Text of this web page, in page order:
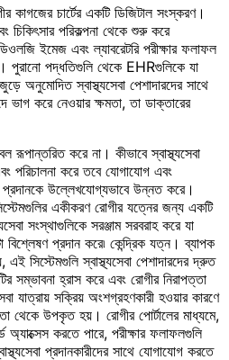
চার্টের একটি ডিজিটাল সংস্করণ।
চিকিৎসার পরিকল্পনা থেকে শুরু করে
ইমেজ এবং ল্যাবরেটরি পরীক্ষার ফলাফল
পুরানো পদ্ধতিগুলি থেকে EHRগুলিকে যা
অনুমোদিত স্বাস্থ্যসেবা পেশাদারদের সাথে
ভাগ করে নেওয়ার ক্ষমতা, তা ডাক্তারের
করে না। কীভাবে স্বাস্থ্যসেবা
পরিচালনা করে তবে যোগাযোগ এবং
উল্লেখযোগ্যভাবে উন্নত করে।
একীকরণ রোগীর যত্নের জন্য একটি
সংস্থাগুলিকে সরঞ্জাম সরবরাহ করে যা
বিশ্লেষণ প্রদান করে৷ কেন্দ্রিক যত্ন। ব্যাপক
এই সিস্টেমগুলি স্বাস্থ্যসেবা পেশাদারদের দ্রুত
সম্ভাবনা হ্রাস করে এবং রোগীর নিরাপত্তা
যাত্রায় সক্রিয় অংশগ্রহণকারী হওয়ার কারণে
থেকে উপকৃত হয়। রোগীর পোর্টালের মাধ্যমে,
অ্যাক্সেস করতে পারে, পরীক্ষার ফলাফলগুলি
প্রদানকারীদের সাথে যোগাযোগ করতে